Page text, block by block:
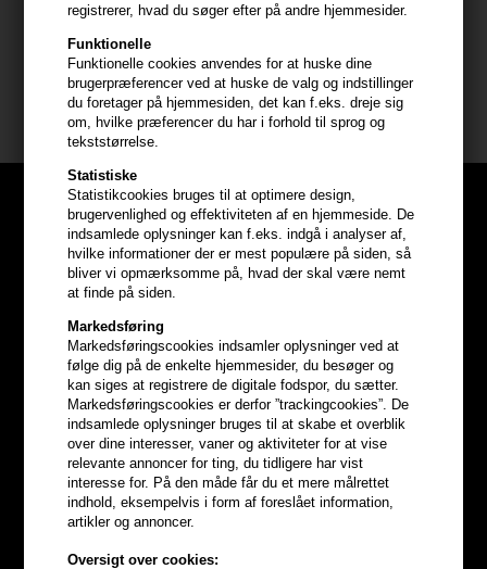
registrerer, hvad du søger efter på andre hjemmesider.
Funktionelle
Funktionelle cookies anvendes for at huske dine
brugerpræferencer ved at huske de valg og indstillinger
du foretager på hjemmesiden, det kan f.eks. dreje sig
om, hvilke præferencer du har i forhold til sprog og
tekststørrelse.
Statistiske
Statistikcookies bruges til at optimere design,
brugervenlighed og effektiviteten af en hjemmeside. De
indsamlede oplysninger kan f.eks. indgå i analyser af,
hvilke informationer der er mest populære på siden, så
bliver vi opmærksomme på, hvad der skal være nemt
at finde på siden.
Markedsføring
Markedsføringscookies indsamler oplysninger ved at
følge dig på de enkelte hjemmesider, du besøger og
kan siges at registrere de digitale fodspor, du sætter.
Markedsføringscookies er derfor ”trackingcookies”. De
indsamlede oplysninger bruges til at skabe et overblik
over dine interesser, vaner og aktiviteter for at vise
relevante annoncer for ting, du tidligere har vist
interesse for. På den måde får du et mere målrettet
indhold, eksempelvis i form af foreslået information,
artikler og annoncer.
Oversigt over cookies:
- Kan anvendes dagligt
Størrelse: 1000ml
IdHAIR Curly Xclusive
Optjen5% bonuskroner
hele din ordre